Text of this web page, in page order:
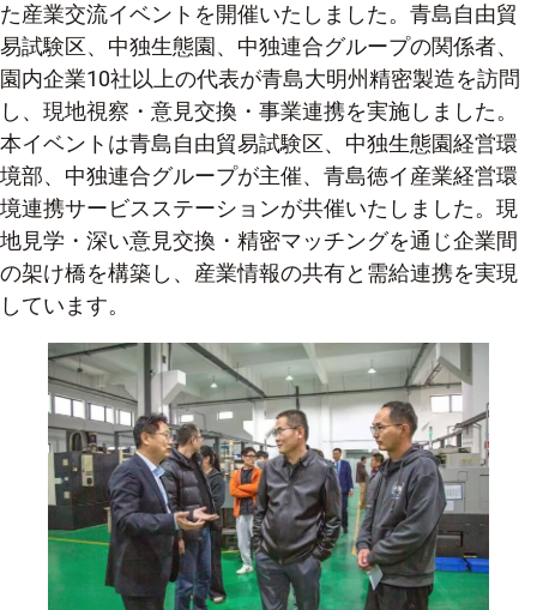
た産業交流イベントを開催いたしました。青島自由貿
易試験区、中独生態園、中独連合グループの関係者、
園内企業10社以上の代表が青島大明州精密製造を訪問
し、現地視察・意見交換・事業連携を実施しました。
本イベントは青島自由貿易試験区、中独生態園経営環
境部、中独連合グループが主催、青島徳イ産業経営環
境連携サービスステーションが共催いたしました。現
地見学・深い意見交換・精密マッチングを通じ企業間
の架け橋を構築し、産業情報の共有と需給連携を実現
しています。